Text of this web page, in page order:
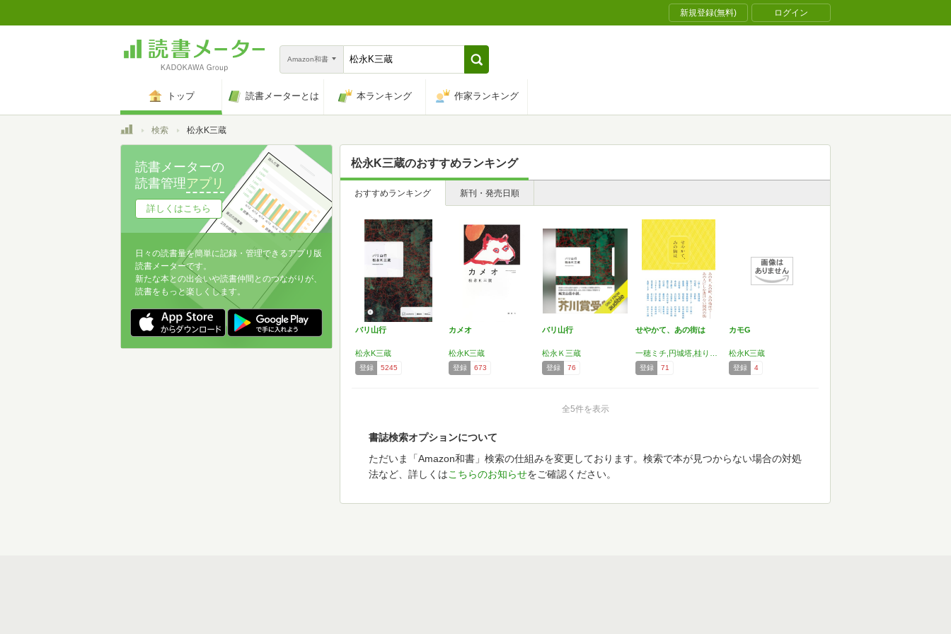
新規登録(無料) ログイン
Amazon和書
トップ 読書メーターとは 本ランキング 作家ランキング
トップ検索 松永K三蔵
松永K三蔵のおすすめランキング
おすすめランキング 新刊・発売日順
バリ山行
松永K三蔵
登録 5245
カメオ
松永K三蔵
登録 673
バリ山行
松永Ｋ三蔵
登録 76
せやかて、あの街は
登録 71
カモG
松永K三蔵
登録 4
全5件を表示
書誌検索オプションについて
ただいま「Amazon和書」検索の仕組みを変更しております。検索で本が見つからない場合の対処
法など、詳しくはこちらのお知らせをご確認ください。
読書メーターの
読書管理アプリ
詳しくはこちら
日々の読書量を簡単に記録・管理できるアプリ版
読書メーターです。
新たな本との出会いや読書仲間とのつながりが、
読書をもっと楽しくします。